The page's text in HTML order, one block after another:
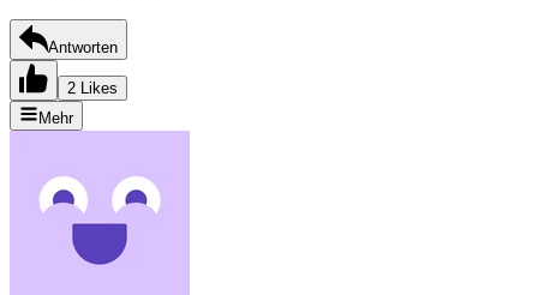
Antworten
2 Likes
Mehr